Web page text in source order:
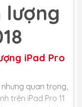
lượng
iPad Pro
quan trọng,
trên iPad Pro 11